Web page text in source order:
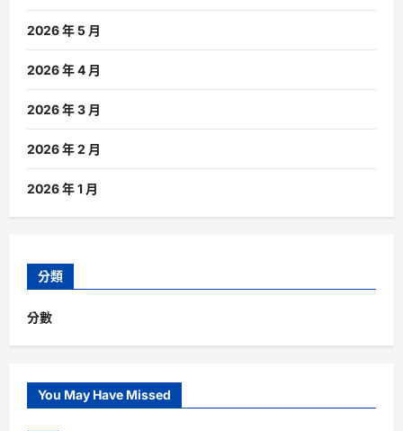
2026 年 5 月
2026 年 4 月
2026 年 3 月
2026 年 2 月
2026 年 1 月
分類
分數
You May Have Missed